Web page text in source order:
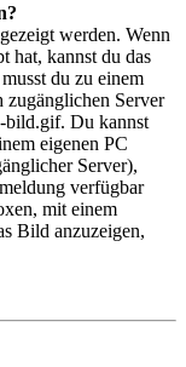
werden. Wenn
hat, kannst du das
du zu einem
Server
bild.gif. Du kannst
eigenen PC
Server),
verfügbar
mit einem
Bild anzuzeigen,